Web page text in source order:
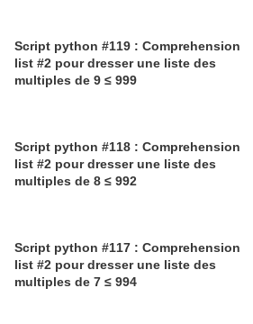
Script python #119 : Comprehension
list #2 pour dresser une liste des
multiples de 9 ≤ 999
Script python #118 : Comprehension
list #2 pour dresser une liste des
multiples de 8 ≤ 992
Script python #117 : Comprehension
list #2 pour dresser une liste des
multiples de 7 ≤ 994